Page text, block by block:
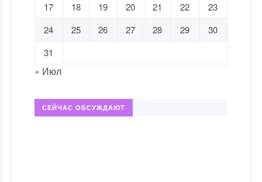
17
18 19 20 21 22
23
24
25 26 27 28 29
30
31
« Июл
СЕЙЧАС ОБСУЖДАЮТ